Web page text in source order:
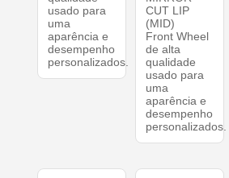
usado para
uma
aparência e
desempenho
personalizados.
CUT LIP
(MID)
Front Wheel
de alta
qualidade
usado para
uma
aparência e
desempenho
personalizados.